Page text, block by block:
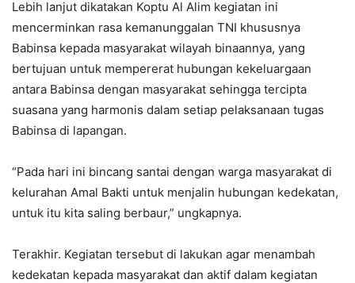
Lebih lanjut dikatakan Koptu Al Alim kegiatan ini
mencerminkan rasa kemanunggalan TNI khususnya
Babinsa kepada masyarakat wilayah binaannya, yang
bertujuan untuk mempererat hubungan kekeluargaan
antara Babinsa dengan masyarakat sehingga tercipta
suasana yang harmonis dalam setiap pelaksanaan tugas
Babinsa di lapangan.
“Pada hari ini bincang santai dengan warga masyarakat di
kelurahan Amal Bakti untuk menjalin hubungan kedekatan,
untuk itu kita saling berbaur,” ungkapnya.
Terakhir. Kegiatan tersebut di lakukan agar menambah
kedekatan kepada masyarakat dan aktif dalam kegiatan